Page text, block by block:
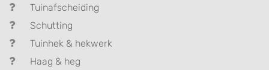
Tuinafscheiding
Schutting
Tuinhek & hekwerk
Haag & heg